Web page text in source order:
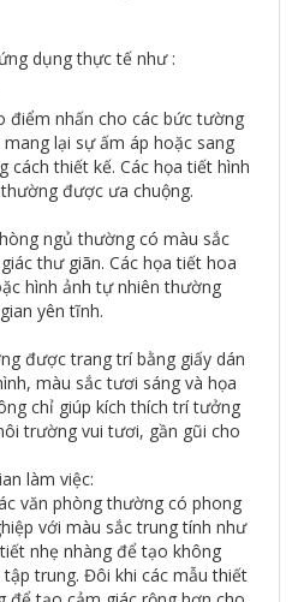
dụng thực tế như :
điểm nhấn cho các bức tường
lại sự ấm áp hoặc sang
cách thiết kế. Các họa tiết hình
được ưa chuộng.
ngủ thường có màu sắc
thư giãn. Các họa tiết hoa
hình ảnh tự nhiên thường
yên tĩnh.
được trang trí bằng giấy dán
màu sắc tươi sáng và họa
chỉ giúp kích thích trí tưởng
trường vui tươi, gần gũi cho
làm việc:
văn phòng thường có phong
với màu sắc trung tính như
nhẹ nhàng để tạo không
trung. Đôi khi các mẫu thiết